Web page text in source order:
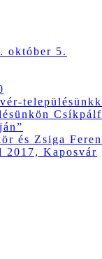
október 5.
és Zsiga
2017, Kaposvár